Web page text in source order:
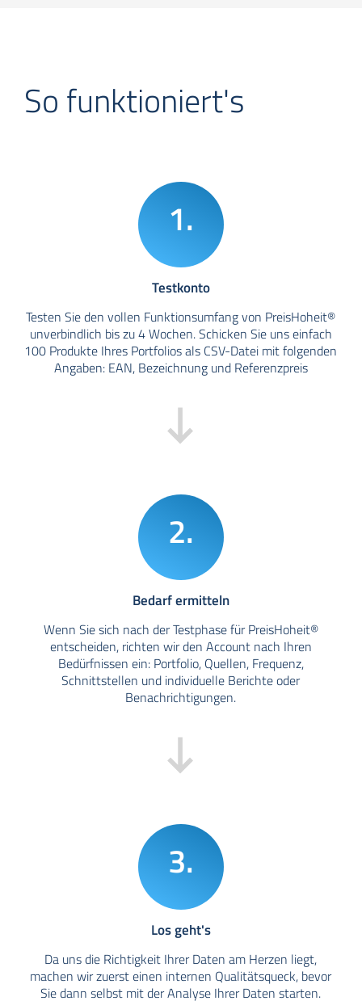
So funktioniert's
1.
Testkonto
Testen Sie den vollen Funktionsumfang von PreisHoheit®
unverbindlich bis zu 4 Wochen. Schicken Sie uns einfach
100 Produkte Ihres Portfolios als CSV-Datei mit folgenden
Angaben: EAN, Bezeichnung und Referenzpreis
2.
Bedarf ermitteln
Wenn Sie sich nach der Testphase für PreisHoheit®
entscheiden, richten wir den Account nach Ihren
Bedürfnissen ein: Portfolio, Quellen, Frequenz,
Schnittstellen und individuelle Berichte oder
Benachrichtigungen.
3.
Los geht's
Da uns die Richtigkeit Ihrer Daten am Herzen liegt,
machen wir zuerst einen internen Qualitätsqueck, bevor
Sie dann selbst mit der Analyse Ihrer Daten starten.